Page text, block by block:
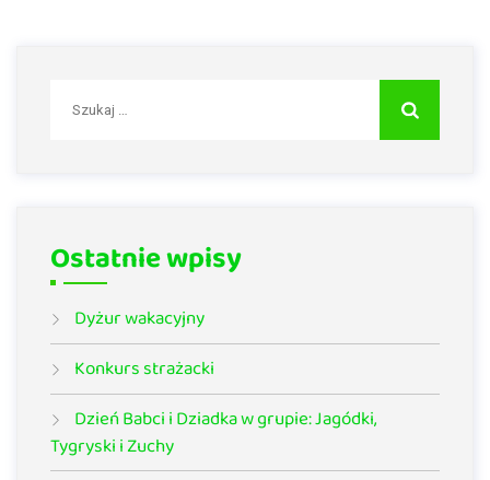
Ostatnie wpisy
Dyżur wakacyjny
Konkurs strażacki
Dzień Babci i Dziadka w grupie: Jagódki,
Tygryski i Zuchy